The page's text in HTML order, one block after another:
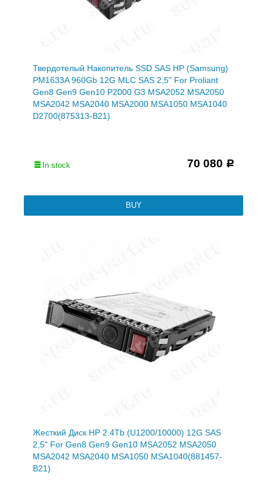
Твердотелый Накопитель SSD SAS HP (Samsung)
PM1633A 960Gb 12G MLC SAS 2,5" For Proliant
Gen8 Gen9 Gen10 P2000 G3 MSA2052 MSA2050
MSA2042 MSA2040 MSA2000 MSA1050 MSA1040
D2700(875313-B21)
In stock 70 080 Р
Жесткий Диск HP 2.4Tb (U1200/10000) 12G SAS
2,5" For Gen8 Gen9 Gen10 MSA2052 MSA2050
MSA2042 MSA2040 MSA1050 MSA1040(881457-
B21)